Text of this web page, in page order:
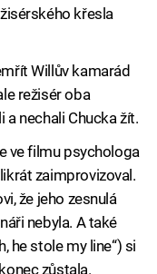
křesla
Willův kamarád
režisér oba
a nechali Chucka žít.
ve filmu psychologa
zaimprovizoval.
že jeho zesnulá
nebyla. A také
he stole my line“) si
zůstala.